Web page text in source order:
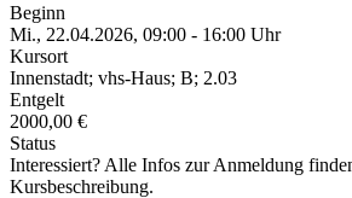
Beginn
Mi., 22.04.2026, 09:00 - 16:00 Uhr
Kursort
Innenstadt; vhs-Haus; B; 2.03
Entgelt
2000,00 €
Status
Interessiert? Alle Infos zur Anmeldung
Kursbeschreibung.